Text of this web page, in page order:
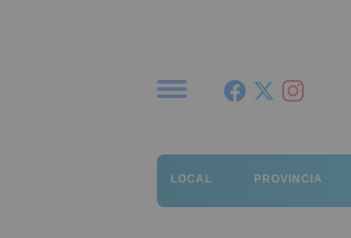
LOCAL PROVINCIA